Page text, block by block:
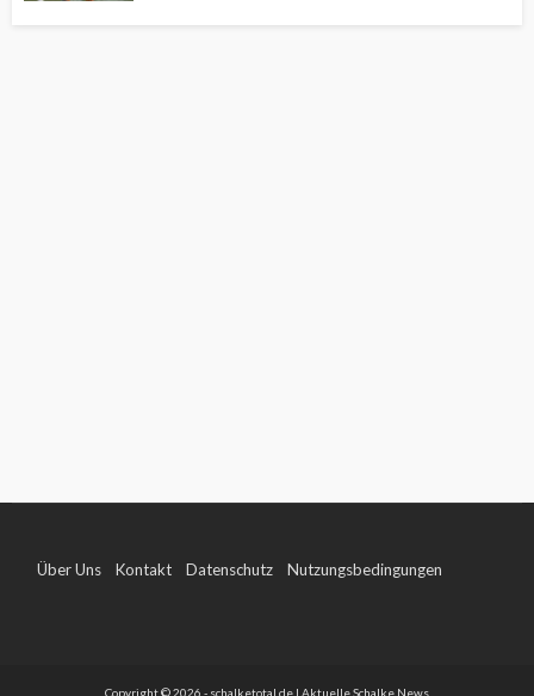
Über Uns Kontakt Datenschutz Nutzungsbedingungen
Copyright © 2026 - schalketotal.de | Aktuelle Schalke News